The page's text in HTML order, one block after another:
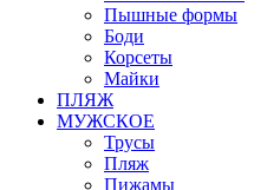
Пышные формы
Боди
Корсеты
Майки
ПЛЯЖ
МУЖСКОЕ
Трусы
Пляж
Пижамы